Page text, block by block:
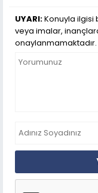
UYARI:Konuyla
veya imalar,
onaylanmamaktadır.